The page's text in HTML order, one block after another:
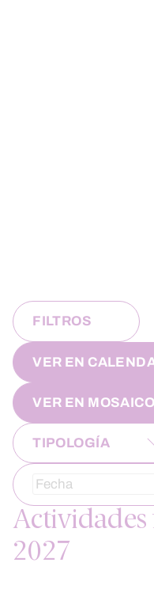
FILTROS
VER EN
VER EN MOSAICO
TIPOLOGÍA
MIENTRAS
EL
SELECTOR
DE
Actividades
2027